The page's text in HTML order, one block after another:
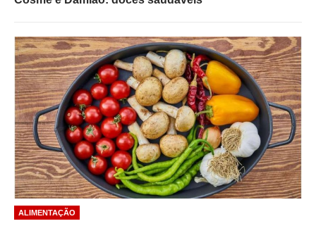
ALIMENTAÇÃO